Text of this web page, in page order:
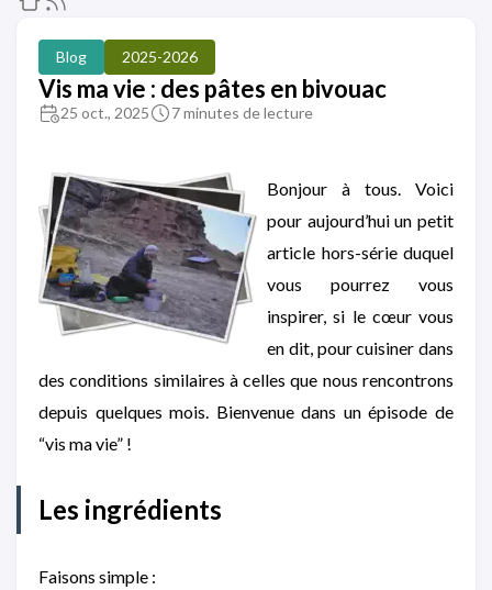
Blog 2025-2026
Vis ma vie : des pâtes en bivouac
25 oct., 2025 7 minutes de lecture
Bonjour à tous. Voici
pour aujourd’hui un petit
article hors-série duquel
vous pourrez vous
inspirer, si le cœur vous
en dit, pour cuisiner dans
des conditions similaires à celles que nous rencontrons
depuis quelques mois. Bienvenue dans un épisode de
“vis ma vie” !
Les ingrédients
Faisons simple :